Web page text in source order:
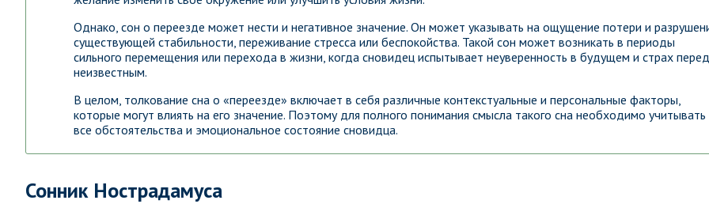
Однако, сон о переезде может нести и негативное значение. Он может указывать на ощущение потери и
существующей стабильности, переживание стресса или беспокойства. Такой сон может возникать в периоды
сильного перемещения или перехода в жизни, когда сновидец испытывает неуверенность в будущем и страх перед
неизвестным.
В целом, толкование сна о «переезде» включает в себя различные контекстуальные и персональные факторы,
которые могут влиять на его значение. Поэтому для полного понимания смысла такого сна необходимо учитывать
все обстоятельства и эмоциональное состояние сновидца.
Сонник Нострадамуса